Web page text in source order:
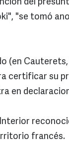
del
"se tomó
(en
certificar su
en
francés.